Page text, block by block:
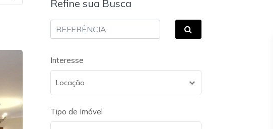
Refine sua Busca
Interesse
Locação
Tipo de Imóvel